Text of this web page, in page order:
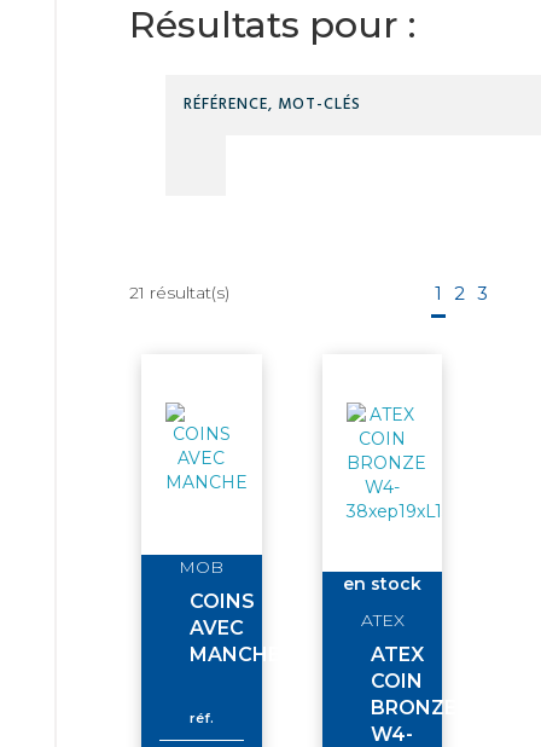
Résultats pour :
21 résultat(s) 1 2 3
MOB
COINS
AVEC
MANCHE
réf.
en stock
ATEX
ATEX
COIN
BRONZE
W4-